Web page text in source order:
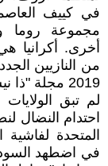
في كييف
مجموعة روما
أخرى. أكرانيا
من النازيين
2019 مجلة "ذا نيشن" الأميركية لمراسلها في أكرانيا .
لم تبق الولايات
احتدام النضال
المتحدة لفاشية
في اضطهد السود